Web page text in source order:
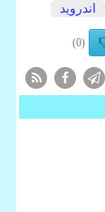
اندروید
(0)